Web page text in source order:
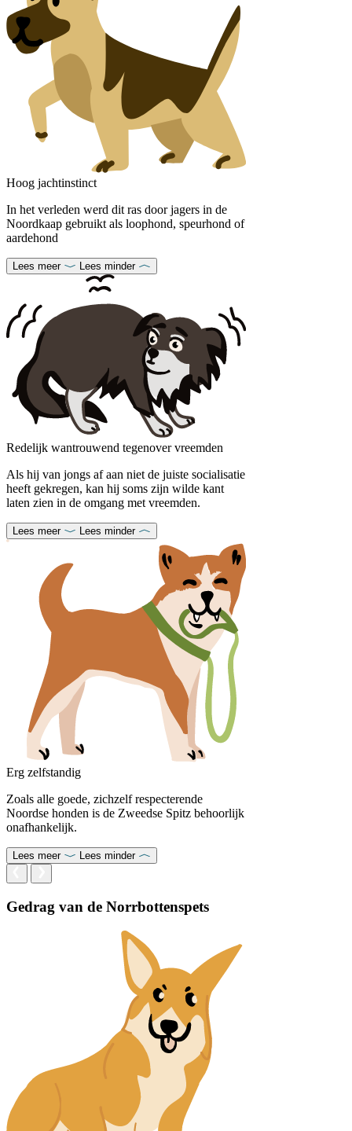
Hoog jachtinstinct
In het verleden werd dit ras door jagers in de
Noordkaap gebruikt als loophond, speurhond of
aardehond
Lees meer Lees minder
Redelijk wantrouwend tegenover vreemden
Als hij van jongs af aan niet de juiste socialisatie
heeft gekregen, kan hij soms zijn wilde kant
laten zien in de omgang met vreemden.
Lees meer Lees minder
Erg zelfstandig
Zoals alle goede, zichzelf respecterende
Noordse honden is de Zweedse Spitz behoorlijk
onafhankelijk.
Lees meer Lees minder
Gedrag van de Norrbottenspets